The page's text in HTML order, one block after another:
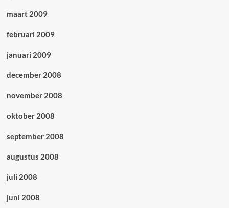
maart 2009
februari 2009
januari 2009
december 2008
november 2008
oktober 2008
september 2008
augustus 2008
juli 2008
juni 2008